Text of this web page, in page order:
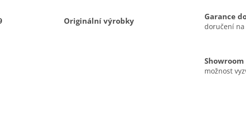
Originální výrobky Garance
doručení
Showroom
možnost